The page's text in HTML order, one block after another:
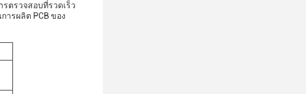
รตรวจสอบที่รวดเร็ว
ารผลิต PCB ของ